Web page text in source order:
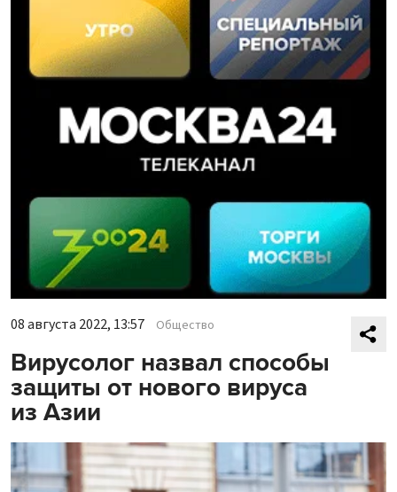
08 августа 2022, 13:57 Общество
Вирусолог назвал способы
защиты от нового вируса
из Азии